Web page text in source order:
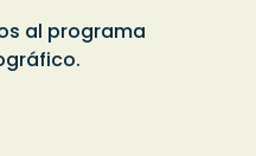
al programa
.